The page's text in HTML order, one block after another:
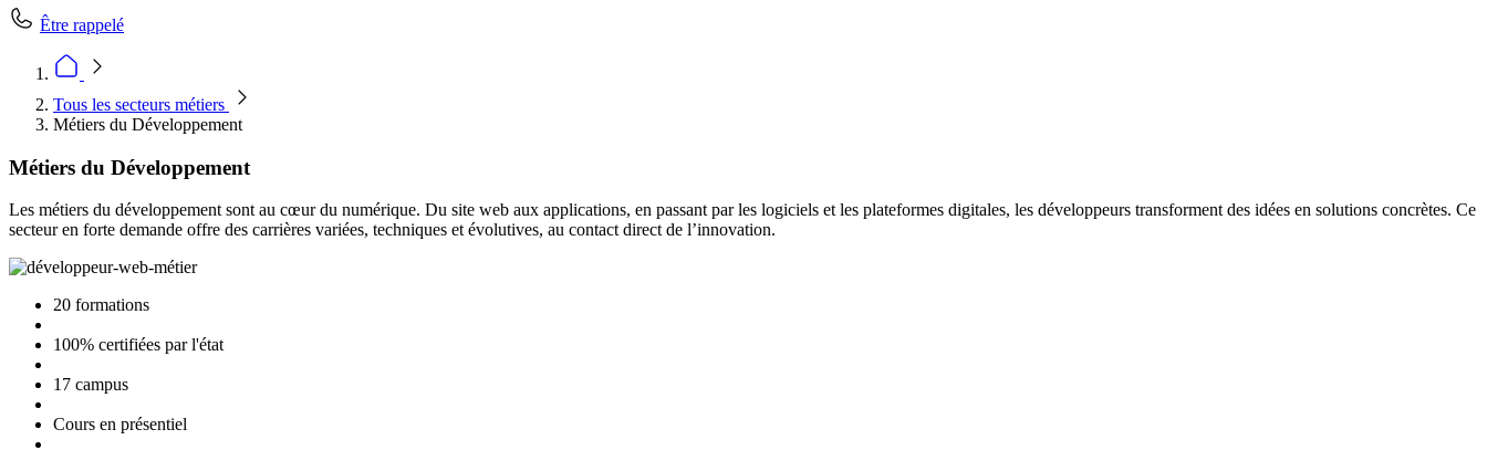
Être rappelé
Tous les secteurs métiers
Métiers du Développement
Métiers du Développement
Les métiers du développement sont au cœur du numérique. Du site web aux applications, en passant par les logiciels et les plateformes digitales, les développeurs transforment des idées en solutions concrètes. Ce
secteur en forte demande offre des carrières variées, techniques et évolutives, au contact direct de l’innovation.
20 formations
100% certifiées par l'état
17 campus
Cours en présentiel